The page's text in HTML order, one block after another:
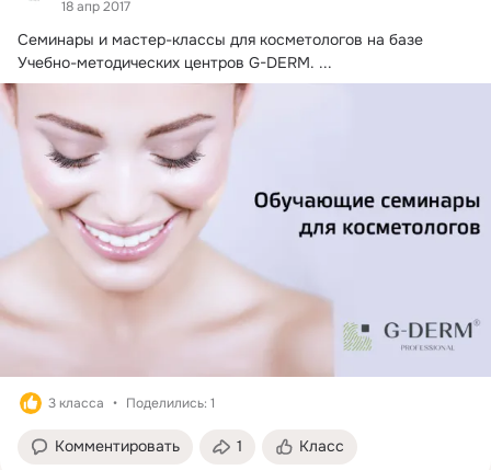
18 апр 2017
Семинары и мастер-классы для косметологов на базе
Учебно-методических центров G-DERM. ...
3 класса Поделились: 1
Комментировать 1 Класс